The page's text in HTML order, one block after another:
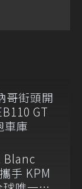
哥街頭開
GT
車庫
Blanc
手 KPM